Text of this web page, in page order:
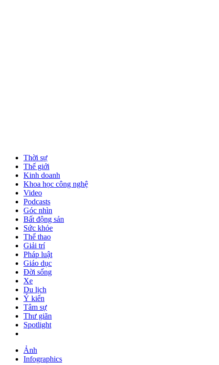
Thời sự
Thế giới
Kinh doanh
Khoa học công nghệ
Video
Podcasts
Góc nhìn
Bất động sản
Sức khỏe
Thể thao
Giải trí
Pháp luật
Giáo dục
Đời sống
Xe
Du lịch
Ý kiến
Tâm sự
Thư giãn
Spotlight
Ảnh
Infographics